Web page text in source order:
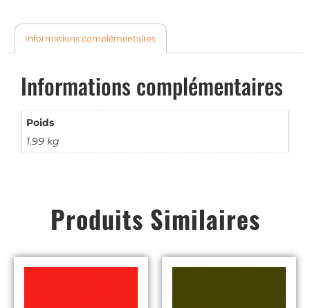
Informations complémentaires
Informations complémentaires
Poids
1.99 kg
Produits Similaires